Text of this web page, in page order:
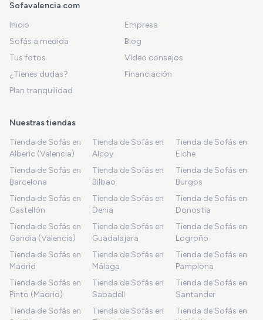
Sofavalencia.com
Inicio
Empresa
Sofás a medida
Blog
Tus fotos
Vídeo consejos
¿Tienes dudas?
Financiación
Plan tranquilidad
Nuestras tiendas
Tienda de Sofás en
Alberic (Valencia)
Tienda de Sofás en
Alcoy
Tienda de Sofás en
Elche
Tienda de Sofás en
Barcelona
Tienda de Sofás en
Bilbao
Tienda de Sofás en
Burgos
Tienda de Sofás en
Castellón
Tienda de Sofás en
Denia
Tienda de Sofás en
Donostia
Tienda de Sofás en
Gandia (Valencia)
Tienda de Sofás en
Guadalajara
Tienda de Sofás en
Logroño
Tienda de Sofás en
Madrid
Tienda de Sofás en
Málaga
Tienda de Sofás en
Pamplona
Tienda de Sofás en
Pinto (Madrid)
Tienda de Sofás en
Sabadell
Tienda de Sofás en
Santander
Tienda de Sofás en
Tienda de Sofás en
Tienda de Sofás en